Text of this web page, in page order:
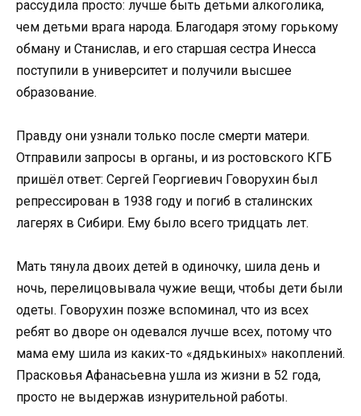
рассудила просто: лучше быть детьми алкоголика,
чем детьми врага народа. Благодаря этому горькому
обману и Станислав, и его старшая сестра Инесса
поступили в университет и получили высшее
образование.
Правду они узнали только после смерти матери.
Отправили запросы в органы, и из ростовского КГБ
пришёл ответ: Сергей Георгиевич Говорухин был
репрессирован в 1938 году и погиб в сталинских
лагерях в Сибири. Ему было всего тридцать лет.
Мать тянула двоих детей в одиночку, шила день и
ночь, перелицовывала чужие вещи, чтобы дети были
одеты. Говорухин позже вспоминал, что из всех
ребят во дворе он одевался лучше всех, потому что
мама ему шила из каких-то «дядькиных» накоплений.
Прасковья Афанасьевна ушла из жизни в 52 года,
просто не выдержав изнурительной работы.